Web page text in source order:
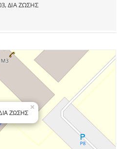
ΔΙΑ ΖΩΣΗΣ
×
ΖΩΣΗΣ